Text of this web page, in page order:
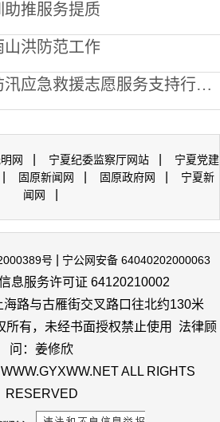
推服务提质
山洪防范工作
2026年北方地区防汛应急救援志愿服务支持行动走进泾源县
网 宁夏纪委监察厅网站
宁夏党建
固原新闻网 固原政府网
宁夏新
闻网
号
宁公网安备 64040202000063
息服务许可证 64120210002
路与古雁街交叉路口往北约130米
所有，未经书面授权禁止使用 法律顾
问：姜修欣
ALL RIGHTS
RESERVED